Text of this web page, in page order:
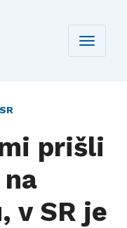
Toggle
prišli
v SR je